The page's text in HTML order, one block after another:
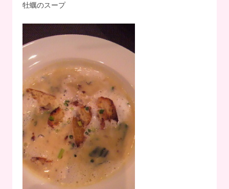
牡蠣のスープ